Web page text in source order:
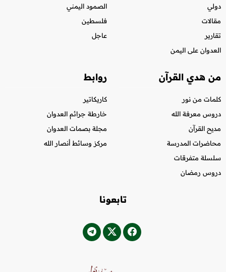
دولي
مقالات
تقارير
العدوان على اليمن
الصمود اليمني
فلسطين
عاجل
من هدي القرآن
كلمات من نور
دروس معرفة الله
مديح القرآن
محاضرات المدرسة
سلسلة متفرقات
دروس رمضان
روابط
كاريكاتير
خارطة جرائم العدوان
مجلة بصمات العدوان
مركز وسائط أنصار الله
تابعونا